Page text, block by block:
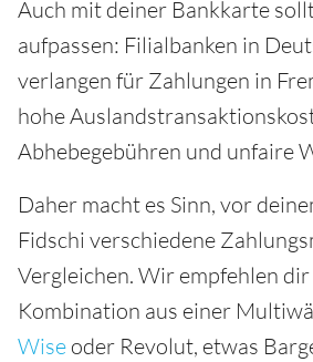
Auch mit deiner Bankkarte
aufpassen: Filialbanken in
verlangen für Zahlungen in
hohe
Abhebegebühren und unfaire
Daher macht es Sinn, vor
Fidschi verschiedene
Vergleichen. Wir empfehlen
Kombination aus einer
Wise oder Revolut, etwas